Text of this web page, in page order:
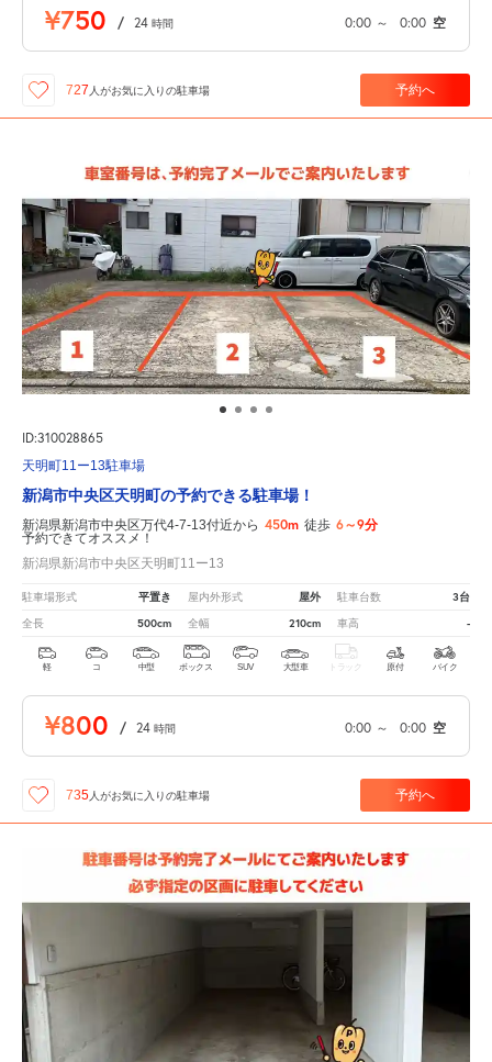
¥750 / 24 時間 0:00 ～ 0:00 空
727 人がお気に入りの駐車場 予約へ
ID:310028865
天明町11ー13駐車場
新潟市中央区天明町の予約できる駐車場！
新潟県新潟市中央区万代4-7-13付近から 450m 徒歩 6～9分
予約できてオススメ！
新潟県新潟市中央区天明町11ー13
駐車場形式 平置き 屋内外形式 屋外 駐車台数 3台
全長 500cm 全幅 210cm 車高 -
軽 コ 中型 ボックス SUV 大型車 トラック 原付 バイク
¥800 / 24 時間 0:00 ～ 0:00 空
735人がお気に入りの駐車場 予約へ